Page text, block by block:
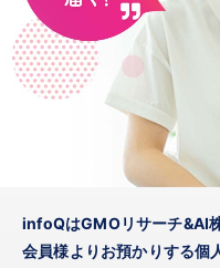
infoQはGMOリサーチ&AI
会員様よりお預かりする個